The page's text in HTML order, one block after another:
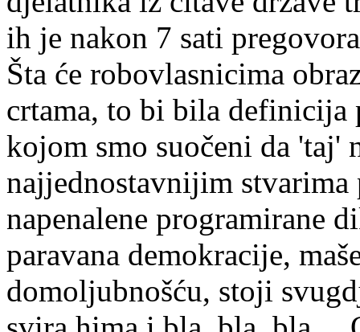
ih je nakon 7 sati
Šta će robovlasnicima
crtama, to bi bila definicija
kojom smo suočeni da 'taj'
najjednostavnijim
napenalene programirane
paravana demokracije,
domoljubnošću, stoji